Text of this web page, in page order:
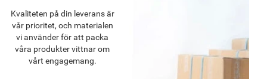
Kvaliteten på din leverans är
vår prioritet, och materialen
vi använder för att packa
våra produkter vittnar om
vårt engagemang.